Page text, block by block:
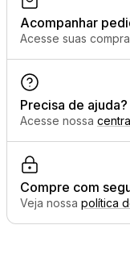
Acompanhar
Acesse suas
Precisa de ajuda?
Acesse nossa
Compre com
Veja nossa política